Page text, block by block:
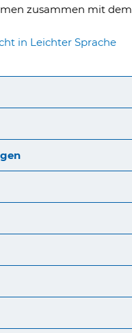
zusammen mit dem
in Leichter Sprache